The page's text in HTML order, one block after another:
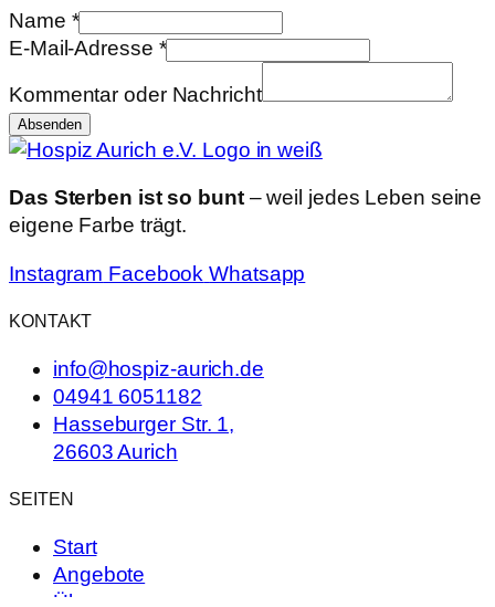
Name *
E-Mail-Adresse *
Kommentar
Nachricht
Kommentar oder Nachricht
Absenden
Das Sterben ist so bunt– weil jedes Leben seine
eigene Farbe trägt.
Instagram Facebook Whatsapp
KONTAKT
info@hospiz-aurich.de
04941 6051182
Hasseburger Str. 1,
26603 Aurich
SEITEN
Start
Angebote
Über uns